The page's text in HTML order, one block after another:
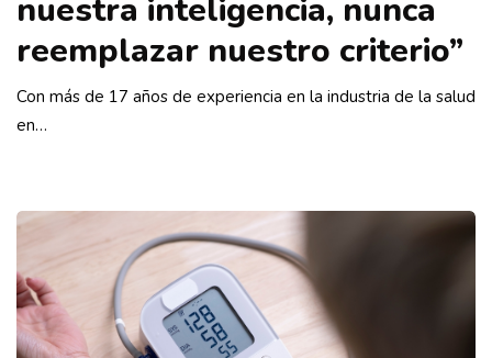
nuestra inteligencia, nunca
reemplazar nuestro criterio”
Con más de 17 años de experiencia en la industria de la salud
en…